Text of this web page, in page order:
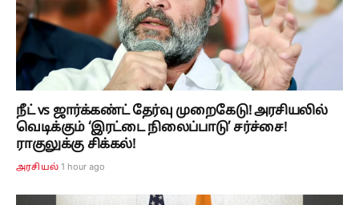
நீட் vs ஜார்க்கண்ட் தேர்வு முறைகேடு! அரசியலில்
வெடிக்கும் ‘இரட்டை நிலைப்பாடு’ சர்ச்சை!
ராகுலுக்கு சிக்கல்!
அரசியல் 1 hour ago